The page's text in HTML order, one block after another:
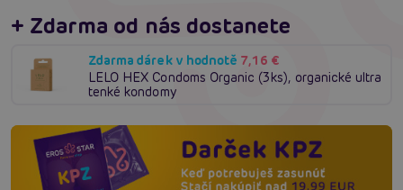
+ Zdarma od nás dostanete
Zdarma dárek v hodnotě 7,16 €
LELO HEX Condoms Organic (3ks), organické ultra
tenké kondomy